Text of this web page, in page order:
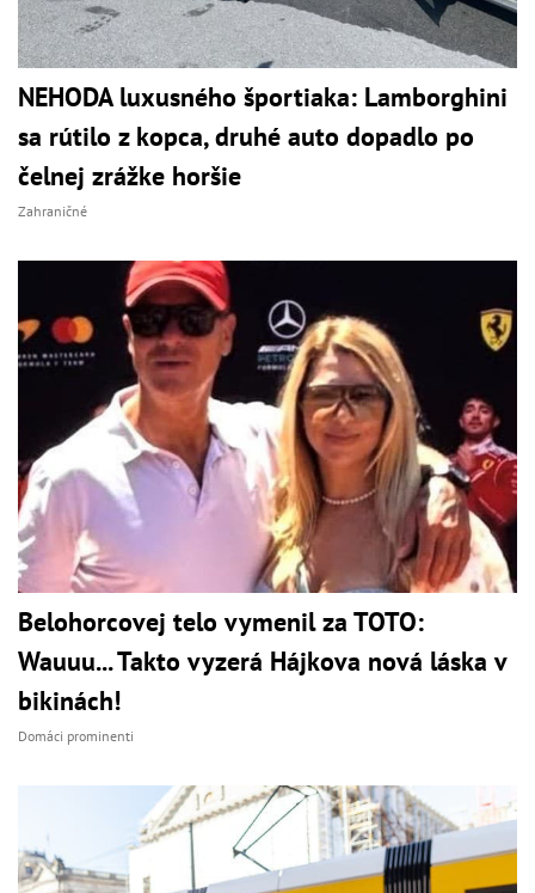
NEHODA luxusného športiaka: Lamborghini
sa rútilo z kopca, druhé auto dopadlo po
čelnej zrážke horšie
Zahraničné
Belohorcovej telo vymenil za TOTO:
Wauuu... Takto vyzerá Hájkova nová láska v
bikinách!
Domáci prominenti